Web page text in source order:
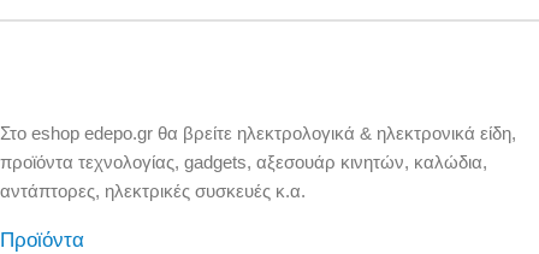
Στο eshop edepo.gr θα βρείτε ηλεκτρολογικά & ηλεκτρονικά είδη,
προϊόντα τεχνολογίας, gadgets, αξεσουάρ κινητών, καλώδια,
αντάπτορες, ηλεκτρικές συσκευές κ.α.
Προϊόντα